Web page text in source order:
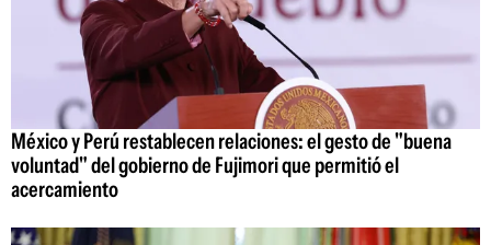
México y Perú restablecen relaciones: el gesto de "buena
voluntad" del gobierno de Fujimori que permitió el
acercamiento